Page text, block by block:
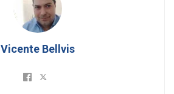
Vicente Bellvis